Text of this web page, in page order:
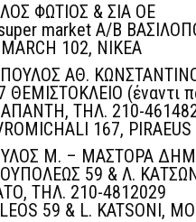
ΦΩΤΙΟΣ & ΣΙΑ ΟΕ
market Α/Β
102, NIKEA
ΑΘ.
(έναντι
ΤΗΛ. 210-
167, PIRAEUS
Μ. – ΜΑΣΤΟΡΑ
59 & Λ.
ΤΗΛ. 210-4812029
59 & L. KATSONI,